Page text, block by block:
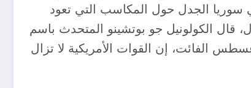
سوريا الجدل حول المكاسب التي تعود
قال الكولونيل جو بوتشينو المتحدث باسم
المركزية الأمريكية في بيان أُعلن فيه عن الهجمات العسكرية ضد المليشيات الموالية لإيران، في ٢٥ أغسطس الفائت، إن القوات الأمريكية لا تزال